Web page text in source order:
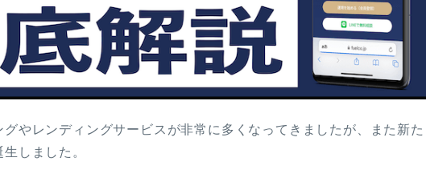
やレンディングサービスが非常に多くなってきましたが、また新た
しました。